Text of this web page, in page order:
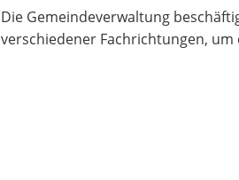
Die Gemeindeverwaltung
verschiedener Fachrichtungen,